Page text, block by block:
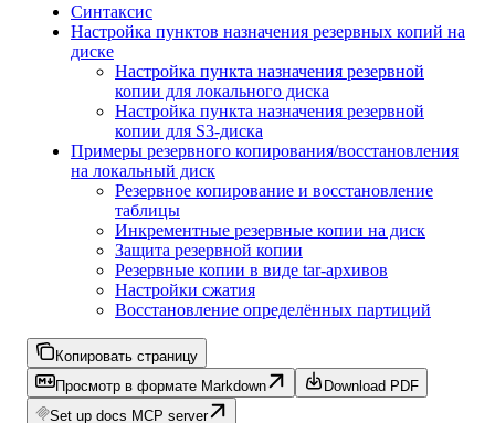
Синтаксис
Настройка пунктов назначения резервных копий на
диске
Настройка пункта назначения резервной
копии для локального диска
Настройка пункта назначения резервной
копии для S3-диска
Примеры резервного копирования/восстановления
на локальный диск
Резервное копирование и восстановление
таблицы
Инкрементные резервные копии на диск
Защита резервной копии
Резервные копии в виде tar-архивов
Настройки сжатия
Восстановление определённых партиций
Копировать страницу
Просмотр в формате Markdown
Download PDF
Set up docs MCP server